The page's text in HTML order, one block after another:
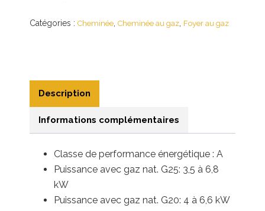
Catégories : Cheminée Cheminée au gaz Foyer au gaz
Description
Informations complémentaires
Classe de performance énergétique : A
Puissance avec gaz nat. G25: 3,5 à 6,8
kW
Puissance avec gaz nat. G20: 4 à 6,6 kW